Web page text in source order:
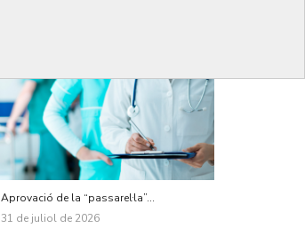
Aprovació de la “passarel·la”...
31 de juliol de 2026